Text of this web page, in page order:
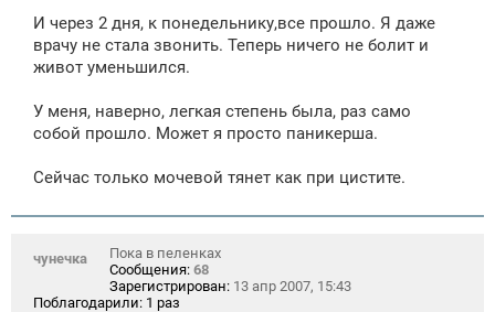
И через 2 дня, к понедельнику,все прошло. Я даже
врачу не стала звонить. Теперь ничего не болит и
живот уменьшился.
У меня, наверно, легкая степень была, раз само
собой прошло. Может я просто паникерша.
Сейчас только мочевой тянет как при цистите.
чунечка
Пока в пеленках
Сообщения: 68
Зарегистрирован: 13 апр 2007, 15:43
Поблагодарили: 1 раз